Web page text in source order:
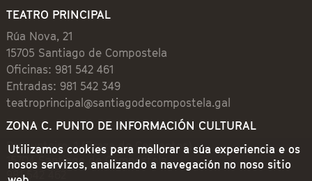
TEATRO PRINCIPAL
Rúa Nova, 21
15705 Santiago de Compostela
Oficinas: 981 542 461
Entradas: 981 542 349
teatroprincipal@santiagodecompostela.gal
ZONA C. PUNTO DE INFORMACIÓN CULTURAL
Preguntoiro, 1 (Praza de Cervantes)
15704 Santiago de Compostela
981 542 462
Utilizamos cookies para mellorar a súa experiencia e os
nosos servizos, analizando a navegación no noso sitio